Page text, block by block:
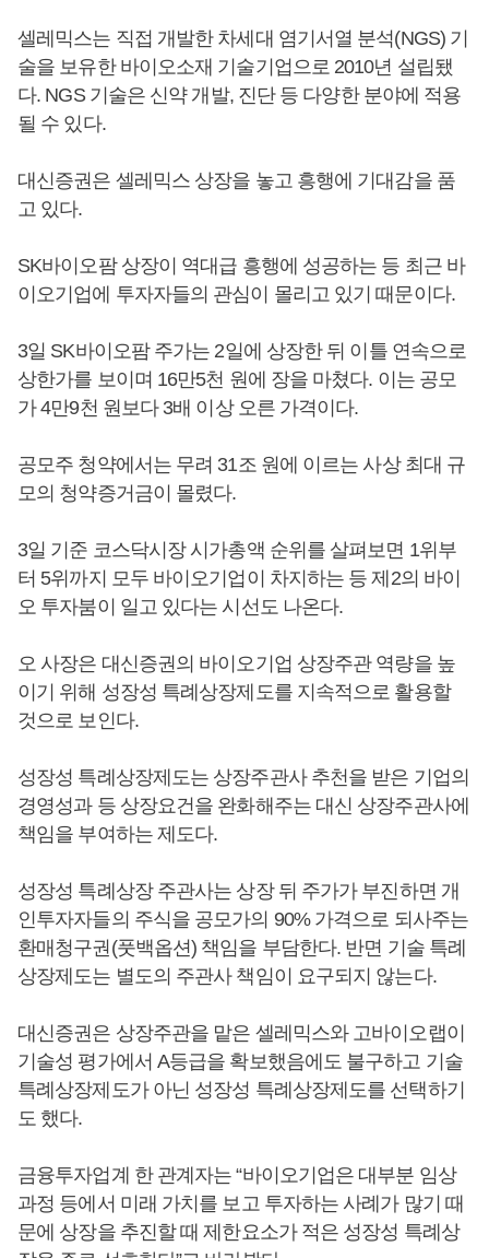
셀레믹스는 직접 개발한 차세대 염기서열 분석(NGS) 기
술을 보유한 바이오소재 기술기업으로 2010년 설립됐
다. NGS 기술은 신약 개발, 진단 등 다양한 분야에 적용
될 수 있다.
대신증권은 셀레믹스 상장을 놓고 흥행에 기대감을 품
고 있다.
SK바이오팜 상장이 역대급 흥행에 성공하는 등 최근 바
이오기업에 투자자들의 관심이 몰리고 있기 때문이다.
3일 SK바이오팜 주가는 2일에 상장한 뒤 이틀 연속으로
상한가를 보이며 16만5천 원에 장을 마쳤다. 이는 공모
가 4만9천 원보다 3배 이상 오른 가격이다.
공모주 청약에서는 무려 31조 원에 이르는 사상 최대 규
모의 청약증거금이 몰렸다.
3일 기준 코스닥시장 시가총액 순위를 살펴보면 1위부
터 5위까지 모두 바이오기업이 차지하는 등 제2의 바이
오 투자붐이 일고 있다는 시선도 나온다.
오 사장은 대신증권의 바이오기업 상장주관 역량을 높
이기 위해 성장성 특례상장제도를 지속적으로 활용할
것으로 보인다.
성장성 특례상장제도는 상장주관사 추천을 받은 기업의
경영성과 등 상장요건을 완화해주는 대신 상장주관사에
책임을 부여하는 제도다.
성장성 특례상장 주관사는 상장 뒤 주가가 부진하면 개
인투자자들의 주식을 공모가의 90% 가격으로 되사주는
환매청구권(풋백옵션) 책임을 부담한다. 반면 기술 특례
상장제도는 별도의 주관사 책임이 요구되지 않는다.
대신증권은 상장주관을 맡은 셀레믹스와 고바이오랩이
기술성 평가에서 A등급을 확보했음에도 불구하고 기술
특례상장제도가 아닌 성장성 특례상장제도를 선택하기
도 했다.
금융투자업계 한 관계자는 “바이오기업은 대부분 임상
과정 등에서 미래 가치를 보고 투자하는 사례가 많기 때
문에 상장을 추진할 때 제한요소가 적은 성장성 특례상